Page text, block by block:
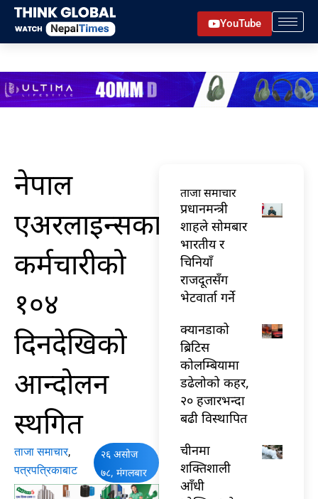
Skip
content
YouTube
नेपाल
एअरलाइन्सका
कर्मचारीको
१०४
दिनदेखिको
आन्दोलन
स्थगित
ताजा समाचार,
पत्रपत्रिकाबाट
२६ असोज
७८, मंगलबार
ताजा समाचार
प्रधानमन्त्री
शाहले सोमबार
भारतीय र
चिनियाँ
राजदूतसँग
भेटवार्ता गर्ने
क्यानडाको
ब्रिटिस
कोलम्बियामा
डढेलोको कहर,
२० हजारभन्दा
बढी विस्थापित
चीनमा
शक्तिशाली
आँधी